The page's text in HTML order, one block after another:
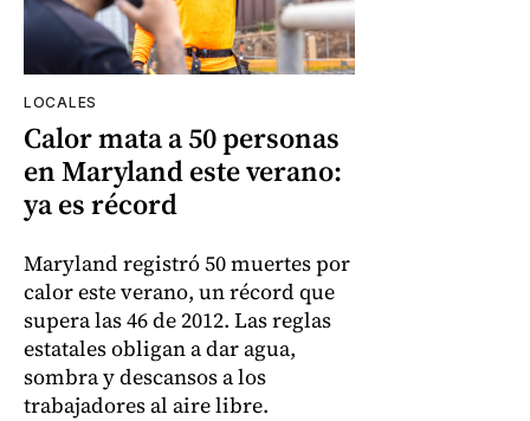
LOCALES
Calor mata a 50 personas
en Maryland este verano:
ya es récord
Maryland registró 50 muertes por
calor este verano, un récord que
supera las 46 de 2012. Las reglas
estatales obligan a dar agua,
sombra y descansos a los
trabajadores al aire libre.